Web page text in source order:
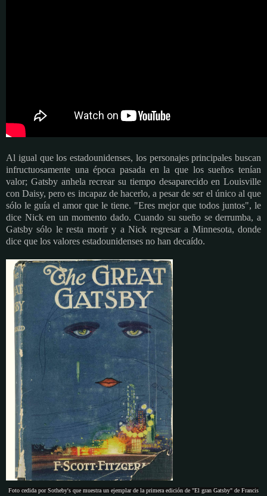
Al igual que los estadounidenses, los personajes principales buscan
infructuosamente una época pasada en la que los sueños tenían
valor; Gatsby anhela recrear su tiempo desaparecido en Louisville
con Daisy, pero es incapaz de hacerlo, a pesar de ser el único al que
sólo le guía el amor que le tiene. "Eres mejor que todos juntos", le
dice Nick en un momento dado. Cuando su sueño se derrumba, a
Gatsby sólo le resta morir y a Nick regresar a Minnesota, donde
dice que los valores estadounidenses no han decaído.
Foto cedida por Sotheby's que muestra un ejemplar de la primera edición de "El gran Gatsby" de Francis